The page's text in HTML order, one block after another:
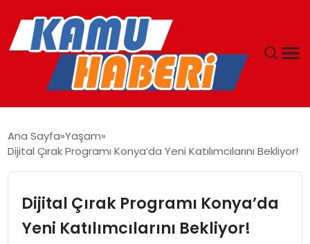
YAŞAM
GÜNCEL
MAGAZIN
Ana Sayfa Yaşam
Dijital Çırak Programı Konya’da Yeni Katılımcılarını Bekliyor!
Dijital Çırak Programı Konya’da
Yeni Katılımcılarını Bekliyor!